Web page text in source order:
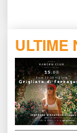
ULTIME